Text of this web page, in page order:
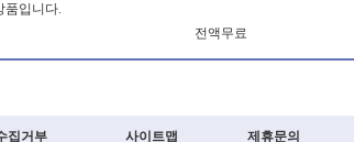
품입니다.
전액무료
집거부 사이트맵 제휴문의